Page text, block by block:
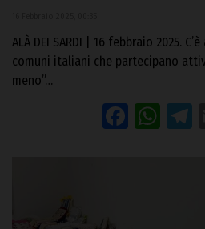
ALÀ DEI SARDI | 16 febbraio 2025.
comuni italiani che partecipano
meno”…